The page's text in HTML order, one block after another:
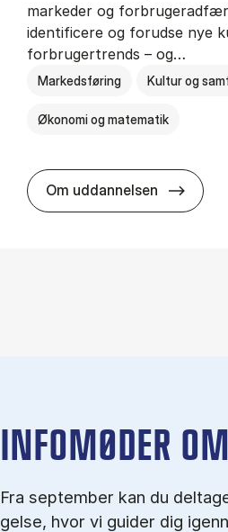
markeder og
identificere og forudse nye
forbrugertrends – og…
Markedsføring Kultur og
Økonomi og matematik
Om uddannelsen HA i
IN­FO­MØ­DER
Fra september kan du
gel­se, hvor vi gu­i­der dig